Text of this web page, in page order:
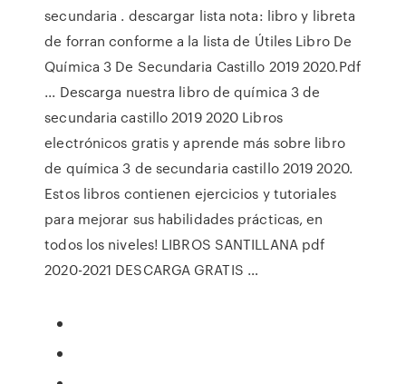
secundaria . descargar lista nota: libro y libreta
de forran conforme a la lista de Útiles Libro De
Química 3 De Secundaria Castillo 2019 2020.Pdf
... Descarga nuestra libro de química 3 de
secundaria castillo 2019 2020 Libros
electrónicos gratis y aprende más sobre libro
de química 3 de secundaria castillo 2019 2020.
Estos libros contienen ejercicios y tutoriales
para mejorar sus habilidades prácticas, en
todos los niveles! LIBROS SANTILLANA pdf
2020-2021 DESCARGA GRATIS …